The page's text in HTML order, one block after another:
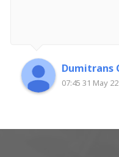
07:45 31 May 22